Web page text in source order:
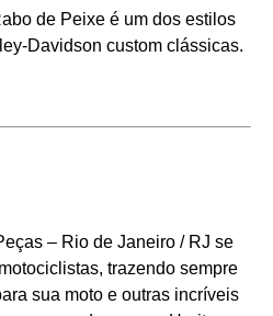
de Peixe é um dos estilos
Davidson custom clássicas.
– Rio de Janeiro / RJ se
trazendo sempre
sua moto e outras incríveis